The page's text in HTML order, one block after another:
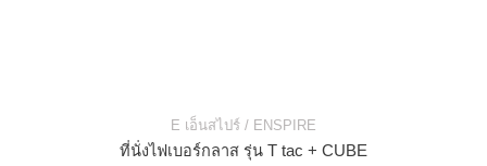
E เอ็นสไปร์ / ENSPIRE
ที่นั่งไฟเบอร์กลาส รุ่น T tac + CUBE